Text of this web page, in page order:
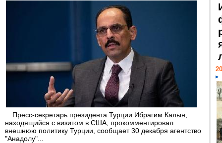
Пресс-секретарь президента Турции Ибрагим Калын,
находящийся с визитом в США, прокомментировал
внешнюю политику Турции, сообщает 30 декабря агентство
"Анадолу"...